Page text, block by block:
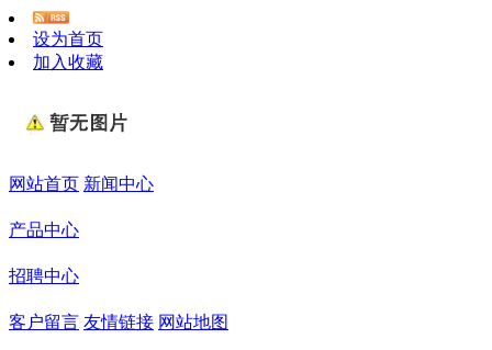
设为首页
加入收藏
网站首页 新闻中心
产品中心
招聘中心
客户留言 友情链接 网站地图